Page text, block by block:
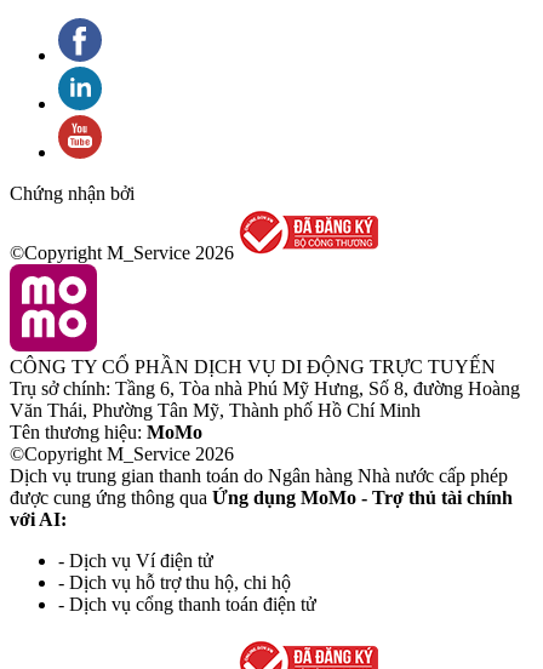
Chứng nhận bởi
©Copyright M_Service 2026
CÔNG TY CỔ PHẦN DỊCH VỤ DI ĐỘNG TRỰC TUYẾN
Trụ sở chính: Tầng 6, Tòa nhà Phú Mỹ Hưng, Số 8, đường Hoàng
Văn Thái, Phường Tân Mỹ, Thành phố Hồ Chí Minh
Tên thương hiệu: MoMo
©Copyright M_Service 2026
Dịch vụ trung gian thanh toán do Ngân hàng Nhà nước cấp phép
được cung ứng thông qua Ứng dụng MoMo - Trợ thủ tài chính
với AI:
- Dịch vụ Ví điện tử
- Dịch vụ hỗ trợ thu hộ, chi hộ
- Dịch vụ cổng thanh toán điện tử